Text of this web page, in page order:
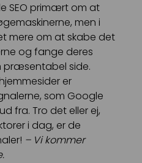
SEO primært om at
men i
mere om at skabe det
og fange deres
præsentabel side.
er
som Google
fra. Tro det eller ej,
i dag, er de
– Vi kommer